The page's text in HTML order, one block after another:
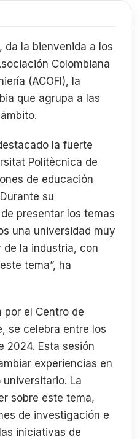
da la bienvenida a los
Colombiana
(ACOFI), la
que agrupa a las
la fuerte
Politècnica de
de educación
su
presentar los temas
una universidad muy
la industria, con
tema”, ha
por el Centro de
se celebra entre los
2024. Esta sesión
experiencias en
La
sobre este tema,
de investigación e
iniciativas de